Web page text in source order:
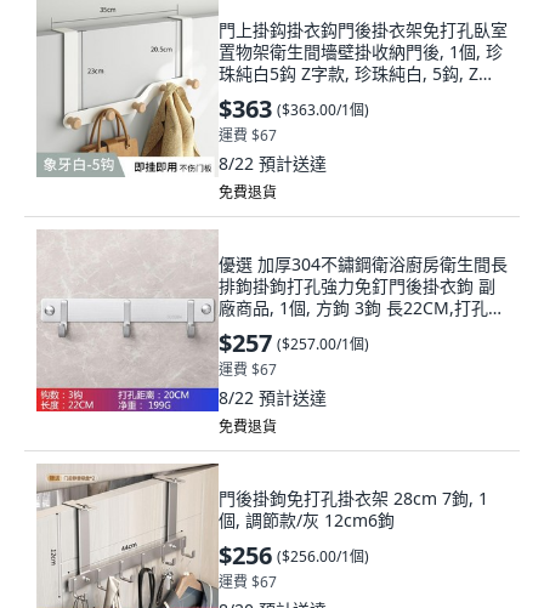
門上掛鈎掛衣鈎門後掛衣架免打孔臥室
置物架衛生間墻壁掛收納門後, 1個, 珍
珠純白5鈎 Z字款, 珍珠純白, 5鈎, Z字
款
$363 ($363.00/1個)
運費 $67
8/22 預計送達
免費退貨
優選 加厚304不鏽鋼衛浴廚房衛生間長
排鉤掛鉤打孔強力免釘門後掛衣鉤 副
廠商品, 1個, 方鉤 3鉤 長22CM,打孔安
裝
$257 ($257.00/1個)
運費 $67
8/22 預計送達
免費退貨
門後掛鉤免打孔掛衣架 28cm 7鉤, 1
個, 調節款/灰 12cm6鉤
$256 ($256.00/1個)
運費 $67